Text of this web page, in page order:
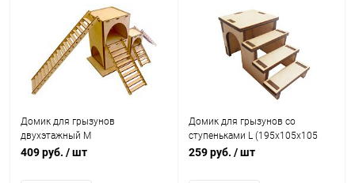
Домик для грызунов
двухэтажный M
(110х110х185мм), деревянный
409 руб. / шт
Домик для грызунов со
ступеньками L (195х105х105
выс/мм), деревянный
259 руб. / шт